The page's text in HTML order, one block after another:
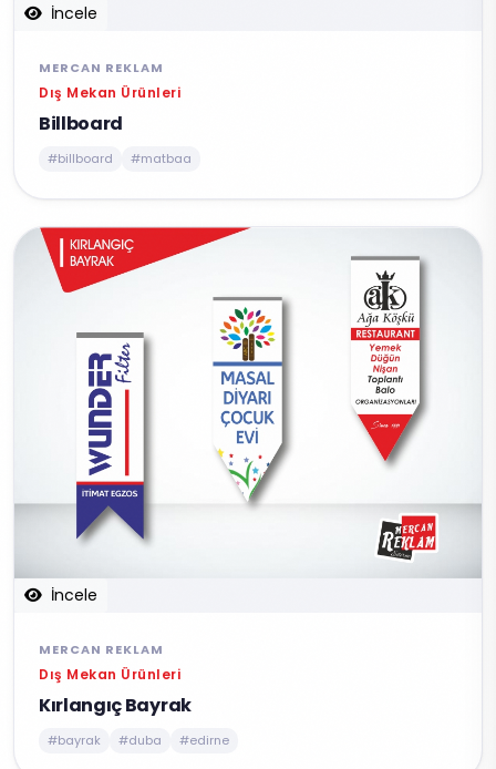
İncele
MERCAN REKLAM
Dış Mekan Ürünleri
Billboard
#billboard #matbaa
İncele
MERCAN REKLAM
Dış Mekan Ürünleri
Kırlangıç Bayrak
#bayrak #duba #edirne